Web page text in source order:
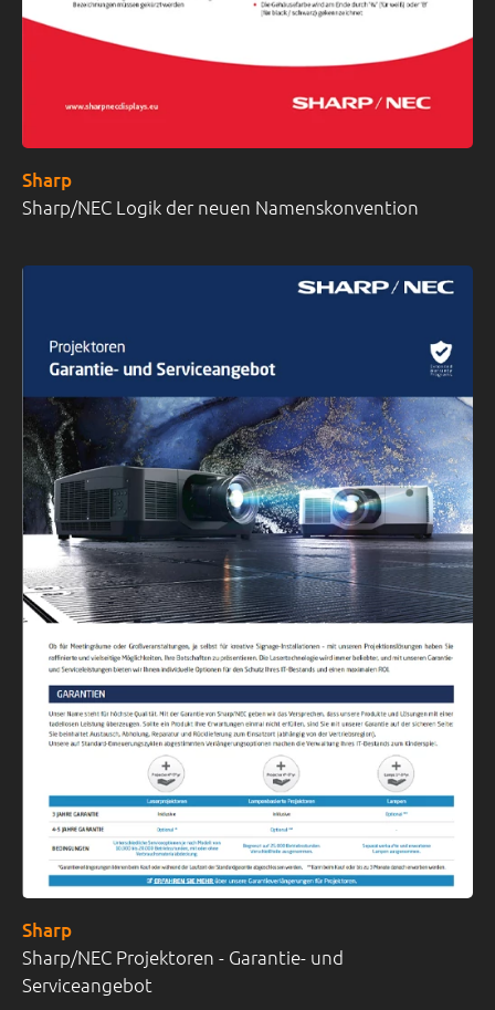
Sharp/NEC Logik der neuen Namenskonvention
Sharp
Sharp/NEC Projektoren - Garantie- und
Serviceangebot
Sharp